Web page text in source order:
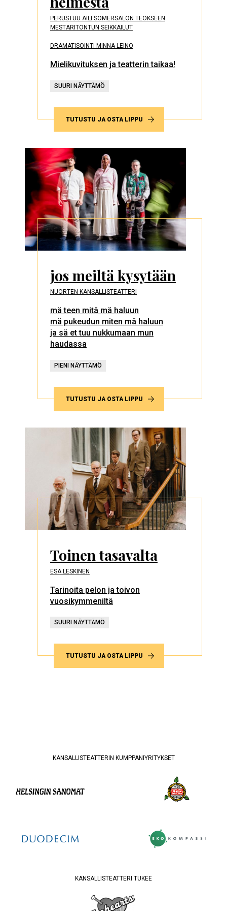
PERUSTUU AILI SOMERSALON TEOKSEEN
MESTARITONTUN SEIKKAILUT
DRAMATISOINTI MINNA LEINO
Mielikuvituksen ja teatterin taikaa!
SUURI NÄYTTÄMÖ
TUTUSTU JA OSTA LIPPU
jos meiltä kysytään
NUORTEN KANSALLISTEATTERI
mä teen mitä mä haluun
mä pukeudun miten mä haluun
ja sä et tuu nukkumaan mun
haudassa
PIENI NÄYTTÄMÖ
TUTUSTU JA OSTA LIPPU
Toinen tasavalta
ESA LESKINEN
Tarinoita pelon ja toivon
vuosikymmeniltä
SUURI NÄYTTÄMÖ
TUTUSTU JA OSTA LIPPU
KANSALLISTEATTERIN KUMPPANIYRITYKSET
KANSALLISTEATTERI TUKEE